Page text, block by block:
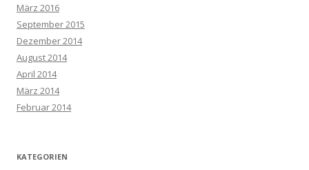
März 2016
September 2015
Dezember 2014
August 2014
April 2014
März 2014
Februar 2014
KATEGORIEN